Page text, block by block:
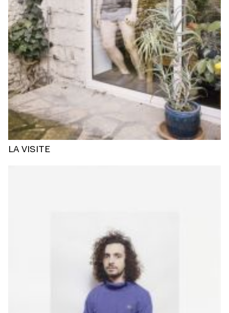
LA VISITE